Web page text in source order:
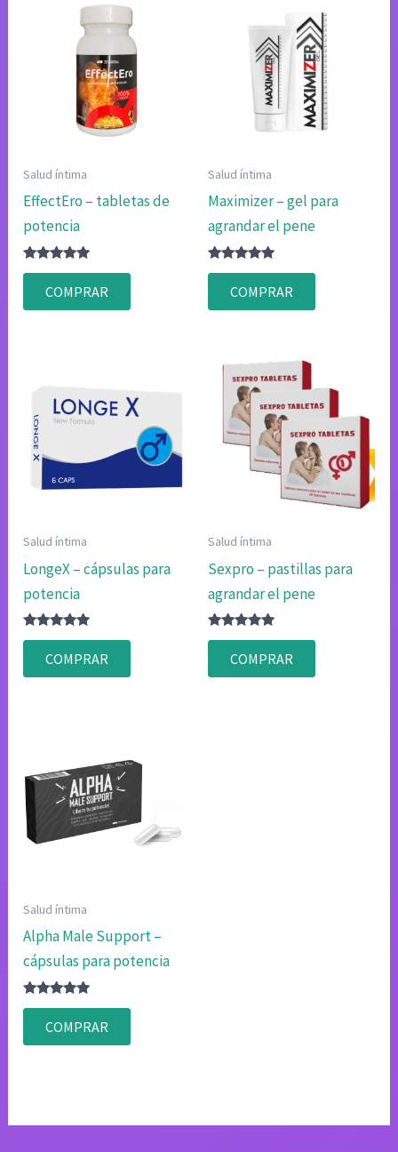
Salud íntima
EffectEro – tabletas de
potencia
Valorado
4.80
de 5
COMPRAR
Salud íntima
Maximizer – gel para
agrandar el pene
Valorado
4.75
de 5
COMPRAR
Salud íntima
LongeX – cápsulas para
potencia
Valorado
4.80
de 5
COMPRAR
Salud íntima
Sexpro – pastillas para
agrandar el pene
Valorado
4.80
de 5
COMPRAR
Salud íntima
Alpha Male Support –
cápsulas para potencia
Valorado
4.75
de 5
COMPRAR